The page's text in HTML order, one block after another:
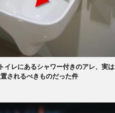
イレにあるシャワー付きのアレ、実は
されるべきものだった件